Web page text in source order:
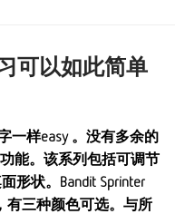
可以如此简单
一样easy 。没有多余的
能。该系列包括可调节
形状。Bandit Sprinter
有三种颜色可选。与所